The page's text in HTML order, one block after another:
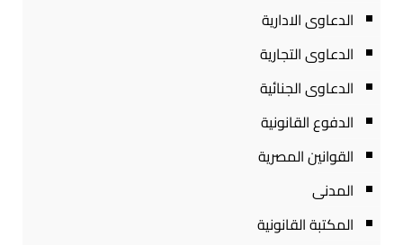
الدعاوى الادارية
الدعاوى التجارية
الدعاوى الجنائية
الدفوع القانونية
القوانين المصرية
المدنى
المكتبة القانونية